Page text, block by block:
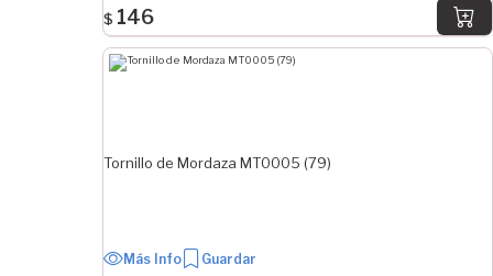
$ 146
Tornillo de Mordaza MT0005 (79)
Más Info Guardar